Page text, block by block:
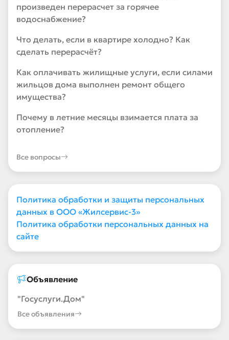
произведен перерасчет за горячее
водоснабжение?
Что делать, если в квартире холодно? Как
сделать перерасчёт?
Как оплачивать жилищные услуги, если силами
жильцов дома выполнен ремонт общего
имущества?
Почему в летние месяцы взимается плата за
отопление?
Все вопросы
Политика обработки и защиты персональных
данных в ООО «Жилсервис-3»
Политика обработки персональных данных на
сайте
Объявление
"Госуслуги.Дом"
Все объявления